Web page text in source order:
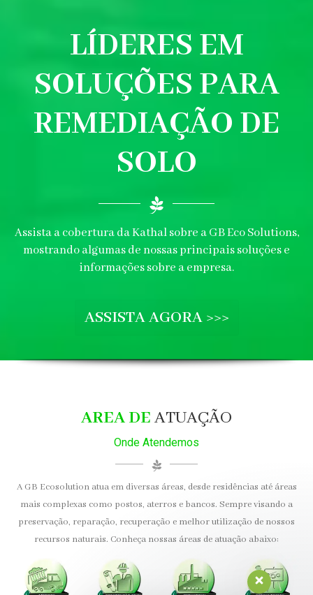
LÍDERES EM
SOLUÇÕES PARA
REMEDIAÇÃO DE
SOLO
Assista a cobertura da Kathal sobre a GB Eco Solutions,
mostrando algumas de nossas principais soluções e
informações sobre a empresa.
ASSISTA AGORA >>>
AREA DEATUAÇÃO
Onde Atendemos
A GB Ecosolution atua em diversas áreas, desde residências até áreas
mais complexas como postos, aterros e bancos. Sempre visando a
preservação, reparação, recuperação e melhor utilização de nossos
recursos naturais. Conheça nossas áreas de atuação abaixo: